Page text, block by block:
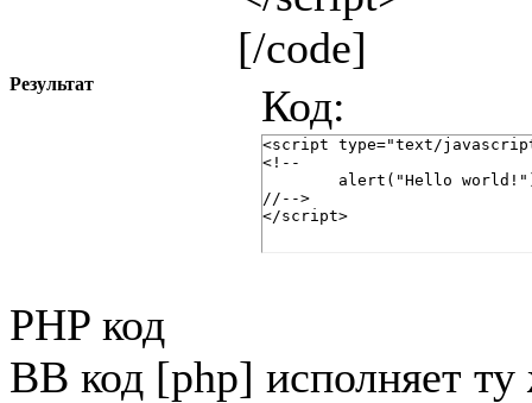
[/code]
Результат Код:
<script type="text/
<!--
//-->
</script>
PHP код
BB код [php] исполняет